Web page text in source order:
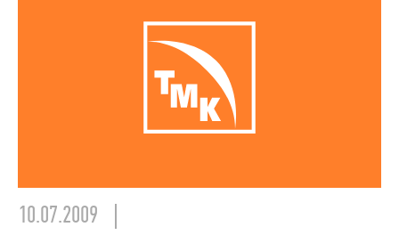
10.07.2009